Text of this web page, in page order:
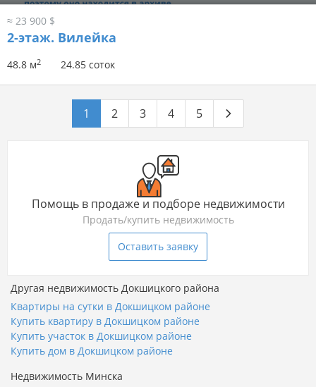
≈ 23 900 $
2-этаж. Вилейка
48.8 м2 24.85 соток
1 2 3 4 5
Помощь в продаже и подборе недвижимости
Продать/купить недвижимость
Оставить заявку
Другая недвижимость Докшицкого района
Квартиры на сутки в Докшицком районе
Купить квартиру в Докшицком районе
Купить участок в Докшицком районе
Купить дом в Докшицком районе
Недвижимость Минска